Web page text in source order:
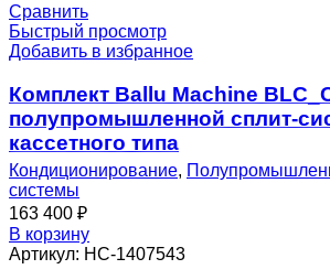
Сравнить
Быстрый просмотр
Добавить в избранное
Комплект Ballu Machine
полупромышленной сплит-
кассетного типа
Кондиционирование,
системы
163 400 ₽
В корзину
Артикул: НС-1407543